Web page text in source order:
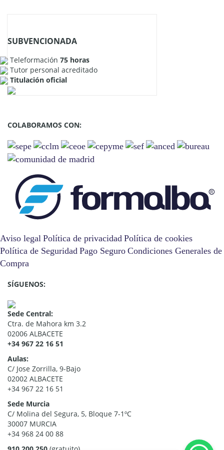
SUBVENCIONADA
Teleformación75 horas
Tutor personal acreditado
Titulación oficial
COLABORAMOS CON:
Aviso legal Política de privacidad Política de cookies
Política de Seguridad Pago Seguro Condiciones Generales de
Compra
SÍGUENOS:
Sede Central:
Ctra. de Mahora km 3.2
02006 ALBACETE
+34 967 22 16 51
Aulas:
C/ Jose Zorrilla, 9-Bajo
02002 ALBACETE
+34 967 22 16 51
Sede Murcia
C/ Molina del Segura, 5, Bloque 7-1ºC
30007 MURCIA
+34 968 24 00 88